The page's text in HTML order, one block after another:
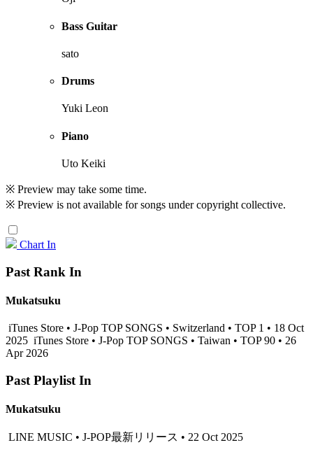
Bass Guitar
sato
Drums
Yuki Leon
Piano
Uto Keiki
※ Preview may take some time.
※ Preview is not available for songs under copyright collective.
Chart In
Past Rank In
Mukatsuku
iTunes Store • J-Pop TOP SONGS • Switzerland • TOP 1 • 18 Oct
2025 iTunes Store • J-Pop TOP SONGS • Taiwan • TOP 90 • 26
Apr 2026
Past Playlist In
Mukatsuku
LINE MUSIC • J-POP最新リリース • 22 Oct 2025